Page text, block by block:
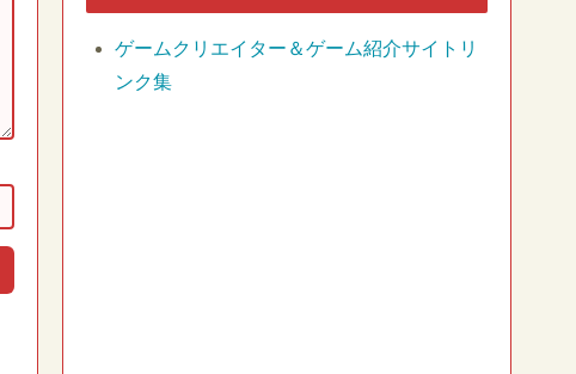
ゲームクリエイター＆ゲーム紹介サイトリ
ンク集